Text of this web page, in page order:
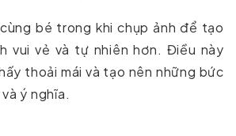
bé trong khi chụp ảnh để tạo
vui vẻ và tự nhiên hơn. Điều này
thoải mái và tạo nên những bức
ý nghĩa.